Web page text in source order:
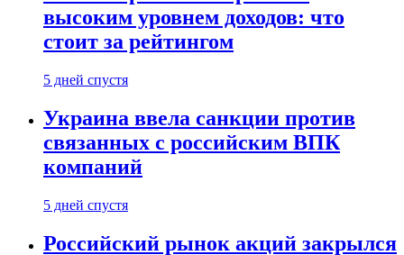
высоким уровнем доходов: что
стоит за рейтингом
5 дней спустя
Украина ввела санкции против
связанных с российским ВПК
компаний
5 дней спустя
Российский рынок акций закрылся